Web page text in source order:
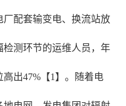
配套输变电、换流站放
测环节的运维人员，年
出47%【1】。随着电